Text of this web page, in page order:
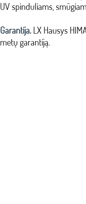
UV spinduliams,
Garantija. LX Hausys
metų garantiją.